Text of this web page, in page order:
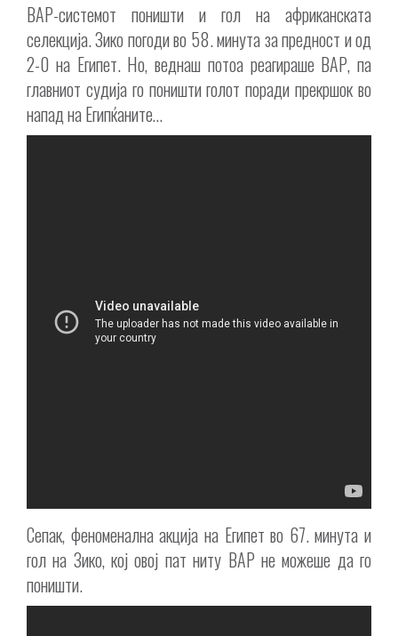
ВАР-системот поништи и гол на африканската
селекција. Зико погоди во 58. минута за предност и од
2-0 на Египет. Но, веднаш потоа реагираше ВАР, па
главниот судија го поништи голот поради прекршок во
напад на Египќаните…
Сепак, феноменална акција на Египет во 67. минута и
гол на Зико, кој овој пат ниту ВАР не можеше да го
поништи.